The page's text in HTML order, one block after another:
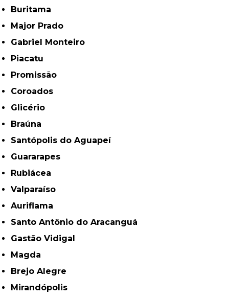
Buritama
Major Prado
Gabriel Monteiro
Piacatu
Promissão
Coroados
Glicério
Braúna
Santópolis do Aguapeí
Guararapes
Rubiácea
Valparaíso
Auriflama
Santo Antônio do Aracanguá
Gastão Vidigal
Magda
Brejo Alegre
Mirandópolis